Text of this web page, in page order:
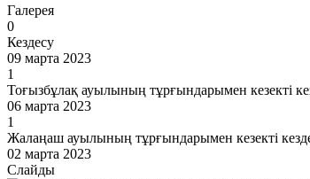
Галерея
0
Кездесу
09 марта 2023
1
Тоғызбұлақ ауылының тұрғындарымен кезекті
06 марта 2023
1
Жалаңаш ауылының тұрғындарымен кезекті
02 марта 2023
Слайды